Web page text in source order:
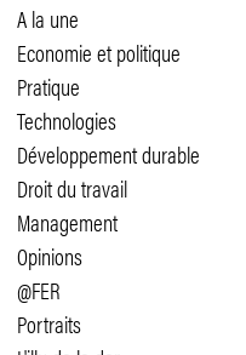
A la une
Economie et politique
Pratique
Technologies
Développement durable
Droit du travail
Management
Opinions
@FER
Portraits